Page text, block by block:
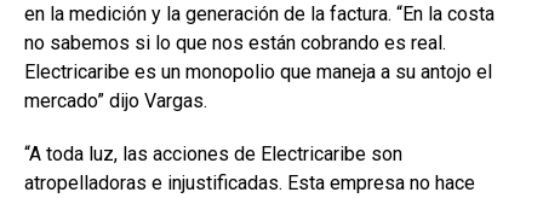
en la medición y la generación de la factura. “En la costa
no sabemos si lo que nos están cobrando es real.
Electricaribe es un monopolio que maneja a su antojo el
mercado” dijo Vargas.
“A toda luz, las acciones de Electricaribe son
atropelladoras e injustificadas. Esta empresa no hace